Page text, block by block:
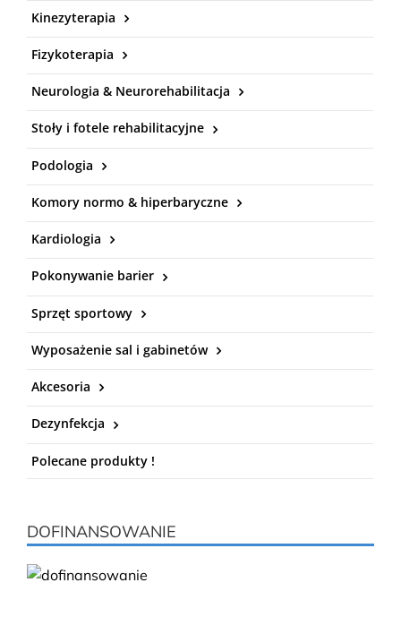
Kinezyterapia
Fizykoterapia
Neurologia & Neurorehabilitacja
Stoły i fotele rehabilitacyjne
Podologia
Komory normo & hiperbaryczne
Kardiologia
Pokonywanie barier
Sprzęt sportowy
Wyposażenie sal i gabinetów
Akcesoria
Dezynfekcja
Polecane produkty !
DOFINANSOWANIE